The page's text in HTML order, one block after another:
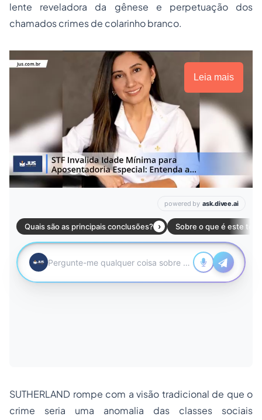
lente reveladora da gênese e perpetuação dos
chamados crimes de colarinho branco.
Leia mais
SUTHERLAND rompe com a visão tradicional de que o
crime seria uma anomalia das classes sociais